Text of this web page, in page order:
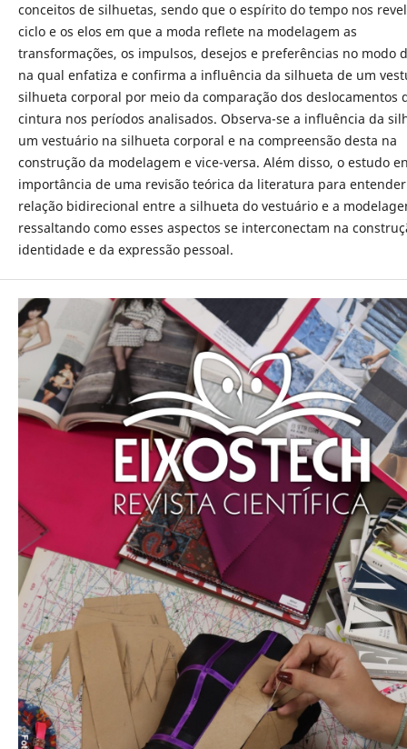
conceitos de silhuetas, sendo que o espírito do tempo nos
ciclo e os elos em que a moda reflete na modelagem as
transformações, os impulsos, desejos e preferências no modo
na qual enfatiza e confirma a influência da silhueta de um
silhueta corporal por meio da comparação dos deslocamentos
cintura nos períodos analisados. Observa-se a influência da
um vestuário na silhueta corporal e na compreensão desta na
construção da modelagem e vice-versa. Além disso, o estudo
importância de uma revisão teórica da literatura para
relação bidirecional entre a silhueta do vestuário e a
ressaltando como esses aspectos se interconectam na
identidade e da expressão pessoal.